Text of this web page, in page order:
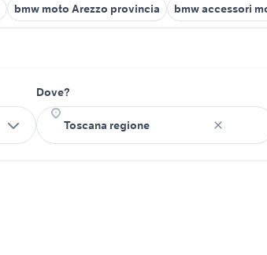
bmw moto Arezzo provincia bmw accessori
Dove?